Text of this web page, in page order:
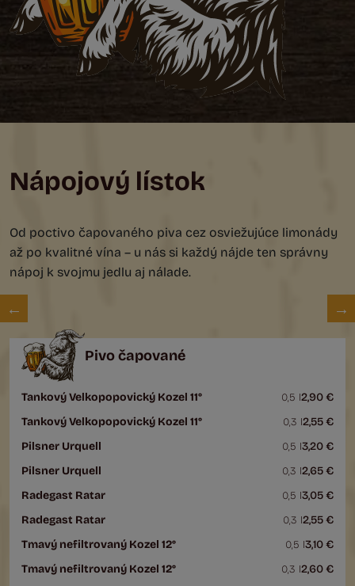
Nápojový lístok
Od poctivo čapovaného piva cez osviežujúce limonády
až po kvalitné vína – u nás si každý nájde ten správny
nápoj k svojmu jedlu aj nálade.
Pivo čapované
Tankový Velkopopovický Kozel 11° 0,5 l2,90 €
Tankový Velkopopovický Kozel 11°
0,3 l2,55 €
Pilsner Urquell
0,5 l3,20 €
Pilsner Urquell
0,3 l2,65 €
Radegast Ratar
0,5 l3,05 €
Radegast Ratar
0,3 l2,55 €
Tmavý nefiltrovaný Kozel 12°
0,5 l3,10 €
Tmavý nefiltrovaný Kozel 12°
0,3 l2,60 €